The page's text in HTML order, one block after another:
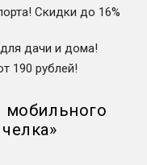
Скидки до 16%
дачи и дома!
190 рублей!
мобильного
»